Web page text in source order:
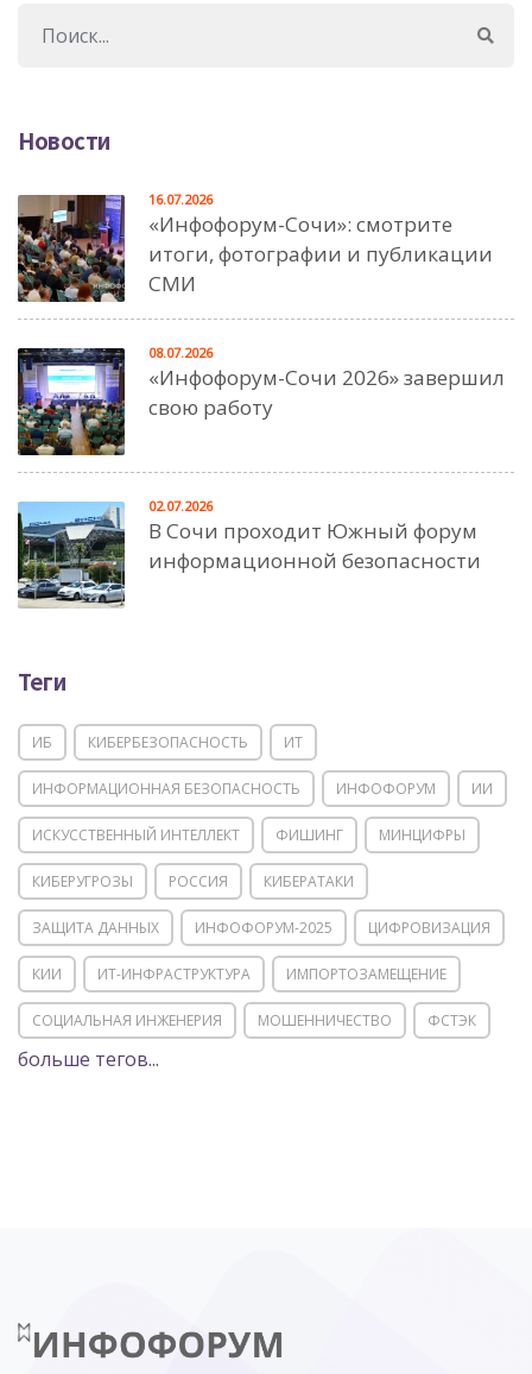
Новости
«Инфофорум-Сочи»: смотрите
итоги, фотографии и публикации
СМИ
16.07.2026
«Инфофорум-Сочи 2026» завершил
свою работу
08.07.2026
В Сочи проходит Южный форум
информационной безопасности
02.07.2026
Теги
ИБ КИБЕРБЕЗОПАСНОСТЬ ИТ
ИНФОРМАЦИОННАЯ БЕЗОПАСНОСТЬ ИНФОФОРУМ ИИ
ИСКУССТВЕННЫЙ ИНТЕЛЛЕКТ ФИШИНГ МИНЦИФРЫ
КИБЕРУГРОЗЫ РОССИЯ КИБЕРАТАКИ
ЗАЩИТА ДАННЫХ ИНФОФОРУМ-2025 ЦИФРОВИЗАЦИЯ
КИИ ИТ-ИНФРАСТРУКТУРА ИМПОРТОЗАМЕЩЕНИЕ
СОЦИАЛЬНАЯ ИНЖЕНЕРИЯ МОШЕННИЧЕСТВО ФСТЭК
POSITIVE TECHNOLOGIES
МИНЦИФРЫ РОССИИ NGFW
больше тегов...